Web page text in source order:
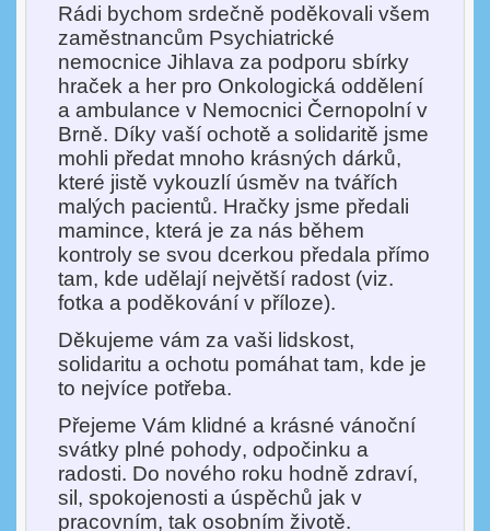
Rádi bychom srdečně poděkovali všem
zaměstnancům Psychiatrické
nemocnice Jihlava za podporu sbírky
hraček a her pro Onkologická oddělení
a ambulance v Nemocnici Černopolní v
Brně. Díky vaší ochotě a solidaritě jsme
mohli předat mnoho krásných dárků,
které jistě vykouzlí úsměv na tvářích
malých pacientů. Hračky jsme předali
mamince, která je za nás během
kontroly se svou dcerkou předala přímo
tam, kde udělají největší radost (viz.
fotka a poděkování v příloze).
Děkujeme vám za vaši lidskost,
solidaritu a ochotu pomáhat tam, kde je
to nejvíce potřeba.
Přejeme Vám klidné a krásné vánoční
svátky plné pohody, odpočinku a
radosti. Do nového roku hodně zdraví,
sil, spokojenosti a úspěchů jak v
pracovním, tak osobním životě.